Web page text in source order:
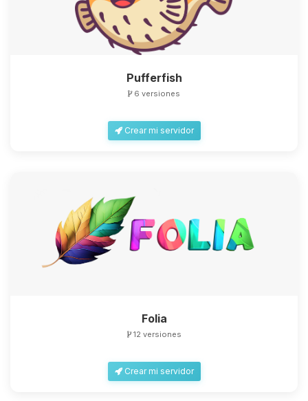
Pufferfish
6 versiones
Crear mi servidor
Folia
12 versiones
Crear mi servidor